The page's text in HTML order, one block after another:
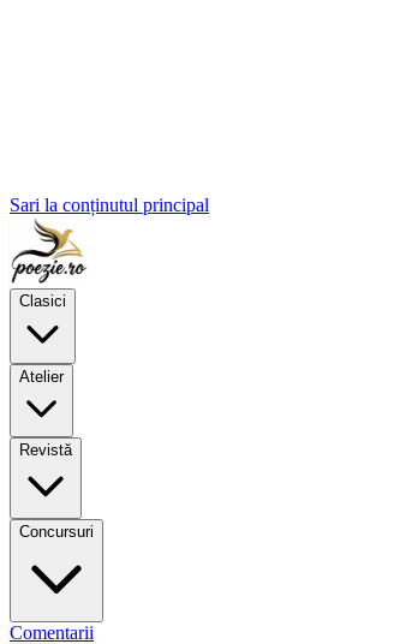
Sari la conținutul principal
Clasici
Atelier
Revistă
Concursuri
Comentarii